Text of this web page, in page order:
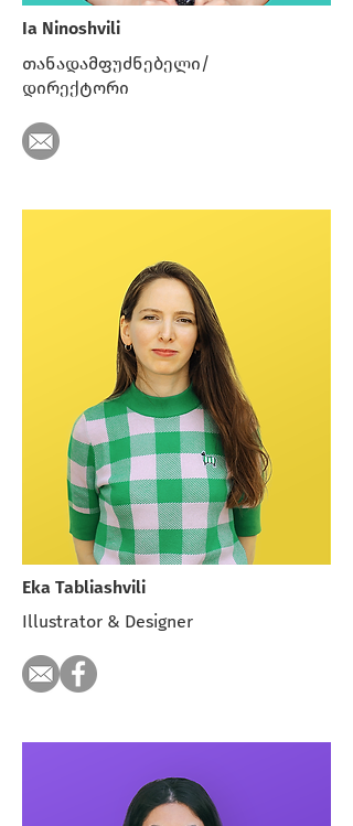
Ia Ninoshvili
თანადამფუძნებელი/
დირექტორი
Eka Tabliashvili
Illustrator & Designer